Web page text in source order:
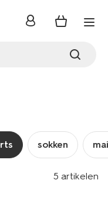
inloggen
sokken
5 artikelen